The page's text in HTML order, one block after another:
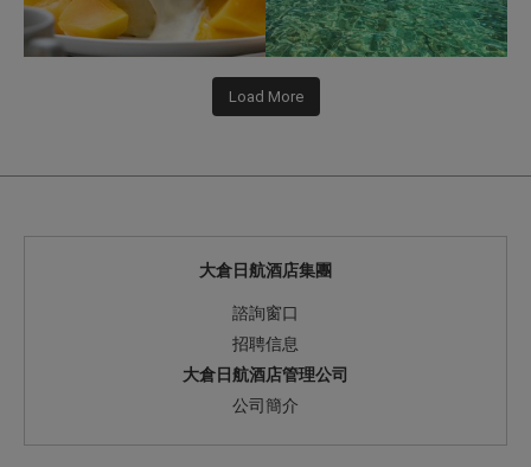
Load More
大倉日航酒店集團
諮詢窗口
招聘信息
大倉日航酒店管理公司
公司簡介